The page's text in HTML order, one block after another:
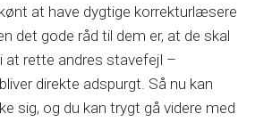
at have dygtige korrekturlæsere
det gode råd til dem er, at de skal
at rette andres stavefejl –
direkte adspurgt. Så nu kan
sig, og du kan trygt gå videre med